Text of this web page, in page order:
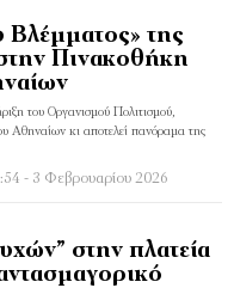
της
Πινακοθήκη
του Οργανισμού Πολιτισμού,
Αθηναίων κι αποτελεί πανόραμα της
- 3 Φεβρουαρίου 2026
στην πλατεία